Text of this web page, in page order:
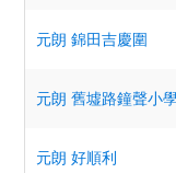
元朗 錦田吉慶圍
元朗 舊墟路鐘聲小
元朗 好順利